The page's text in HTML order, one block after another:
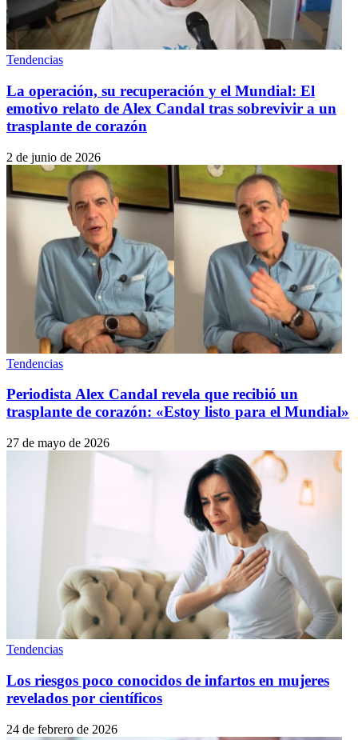
Tendencias
La operación, su recuperación y el Mundial: El
emotivo relato de Alex Candal tras sobrevivir a un
trasplante de corazón
2 de junio de 2026
Tendencias
Periodista Alex Candal revela que recibió un
trasplante de corazón: «Estoy listo para el Mundial»
27 de mayo de 2026
Tendencias
Los riesgos poco conocidos de infartos en mujeres
revelados por científicos
24 de febrero de 2026